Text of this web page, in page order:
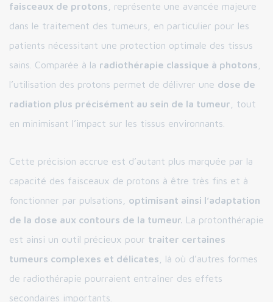
faisceaux de protons , représente une avancée majeure
dans le traitement des tumeurs, en particulier pour les
patients nécessitant une protection optimale des tissus
sains. Comparée à la radiothérapie classique à photons
l’utilisation des protons permet de délivrer une dose de
radiation plus précisément au sein de la tumeur , tout
en minimisant l’impact sur les tissus environnants.
Cette précision accrue est d’autant plus marquée par la
capacité des faisceaux de protons à être très fins et à
fonctionner par pulsations, optimisant ainsi l’adaptation
de la dose aux contours de la tumeur. La protonthérapie
est ainsi un outil précieux pour traiter certaines
tumeurs complexes et délicates , là où d’autres formes
de radiothérapie pourraient entraîner des effets
secondaires importants.